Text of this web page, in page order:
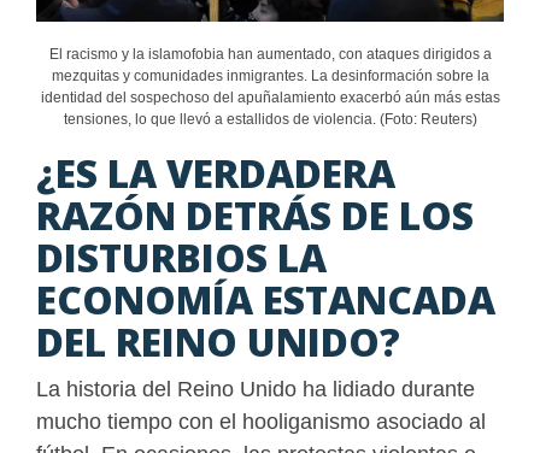
El racismo y la islamofobia han aumentado, con ataques dirigidos a
mezquitas y comunidades inmigrantes. La desinformación sobre la
identidad del sospechoso del apuñalamiento exacerbó aún más estas
tensiones, lo que llevó a estallidos de violencia. (Foto: Reuters)
¿ES LA VERDADERA
RAZÓN DETRÁS DE LOS
DISTURBIOS LA
ECONOMÍA ESTANCADA
DEL REINO UNIDO?
La historia del Reino Unido ha lidiado durante
mucho tiempo con el hooliganismo asociado al